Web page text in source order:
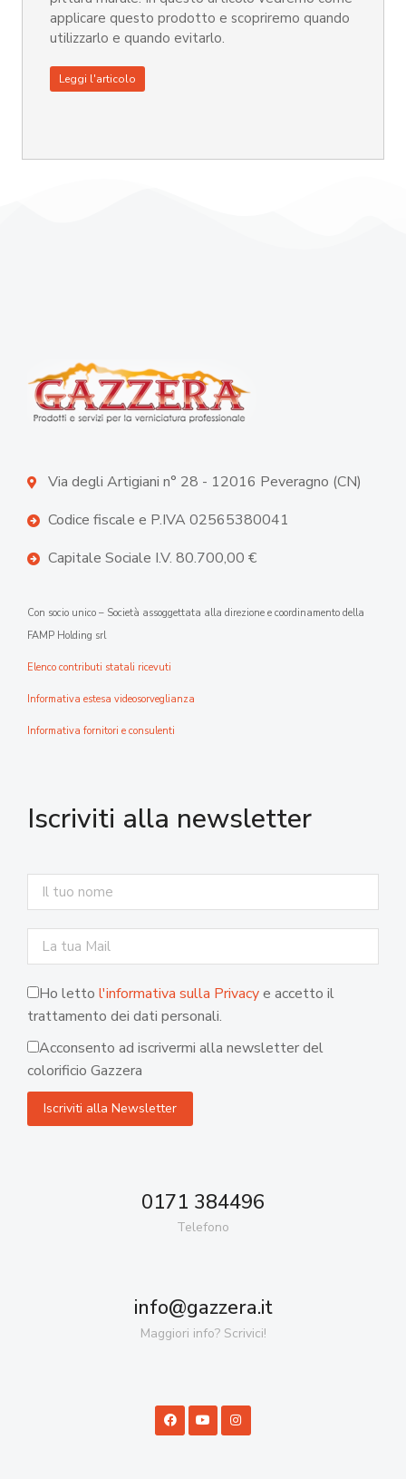
applicare questo prodotto e scopriremo quando
utilizzarlo e quando evitarlo.
Leggi l'articolo
Via degli Artigiani n° 28 - 12016 Peveragno (CN)
Codice fiscale e P.IVA 02565380041
Capitale Sociale I.V. 80.700,00 €
Con socio unico – Società assoggettata alla direzione e coordinamento della
FAMP Holding srl
Elenco contributi statali ricevuti
Informativa estesa videosorveglianza
Informativa fornitori e consulenti
Iscriviti alla newsletter
Ho letto l'informativa sulla Privacye accetto il
trattamento dei dati personali.
Acconsento ad iscrivermi alla newsletter del
colorificio Gazzera
0171 384496
Telefono
info@gazzera.it
Maggiori info? Scrivici!